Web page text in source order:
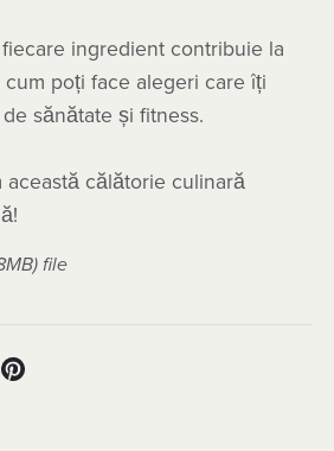
ingredient contribuie la
poți face alegeri care îți
sănătate și fitness.
această călătorie culinară
file